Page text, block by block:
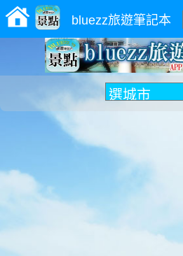
bluezz旅遊筆記本